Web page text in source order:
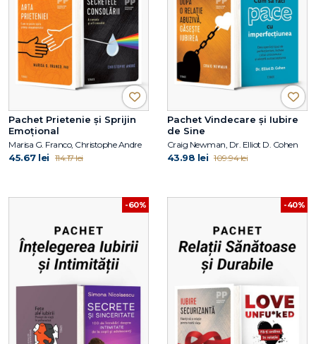
Pachet Prietenie și Sprijin
Emoțional
Marisa G. Franco, Christophe Andre
45.67 lei 114.17 lei
Pachet Vindecare și Iubire
de Sine
Craig Newman, Dr. Elliot D. Cohen
43.98 lei 109.94 lei
-60% -40%